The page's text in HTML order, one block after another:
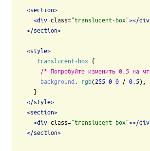
<section>
<div class="translucent-box"></div
</section>
<style>
.translucent-box {
/* Попробуйте изменить 0.5 на
background : rgb(255 0 0 / 0.5);
</style>
<section>
<div class="translucent-box"></div
</section>